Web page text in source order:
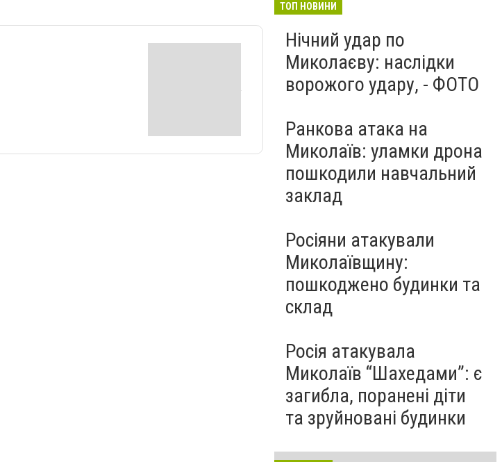
ТОП НОВИНИ
Нічний удар по
Миколаєву: наслідки
ворожого удару, - ФОТО
Ранкова атака на
Миколаїв: уламки дрона
пошкодили навчальний
заклад
Росіяни атакували
Миколаївщину:
пошкоджено будинки та
склад
Росія атакувала
Миколаїв “Шахедами”: є
загибла, поранені діти
та зруйновані будинки